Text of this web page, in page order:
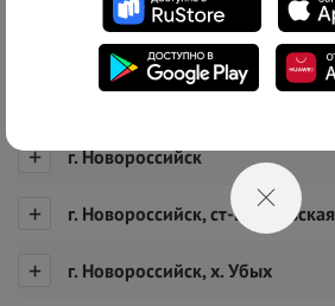
Список адресов
г. Новороссийск
г. Новороссийск, ст-ца Раевская
г. Новороссийск, х. Убых